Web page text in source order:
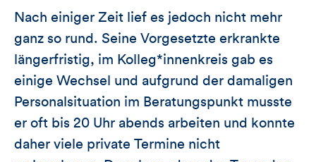
Nach einiger Zeit lief es jedoch nicht mehr
ganz so rund. Seine Vorgesetzte erkrankte
längerfristig, im Kolleg*innenkreis gab es
einige Wechsel und aufgrund der damaligen
Personalsituation im Beratungspunkt musste
er oft bis 20 Uhr abends arbeiten und konnte
daher viele private Termine nicht